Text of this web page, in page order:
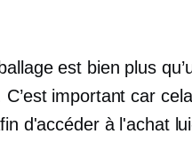
est bien plus
important car
d'accéder à l'achat